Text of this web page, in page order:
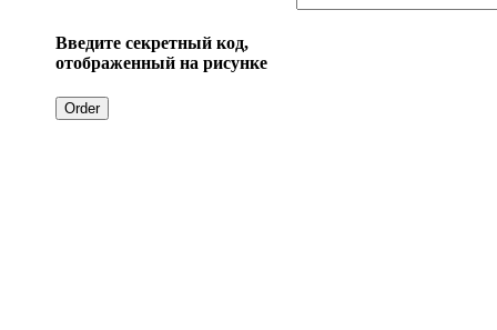
Введите секретный код,
отображенный на рисунке